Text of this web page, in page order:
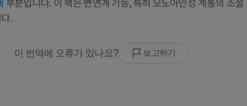
.
이 번역에 오류가 있나요? 보고하기